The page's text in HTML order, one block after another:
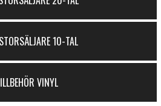
10-TAL
VINYL